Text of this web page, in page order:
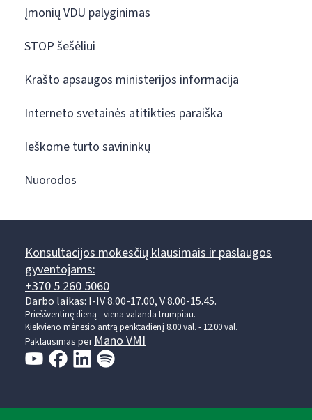
Įmonių VDU palyginimas
STOP šešėliui
Krašto apsaugos ministerijos informacija
Interneto svetainės atitikties paraiška
Ieškome turto savininkų
Nuorodos
Konsultacijos mokesčių klausimais ir paslaugos
gyventojams:
+370 5 260 5060
Darbo laikas: I-IV 8.00-17.00, V 8.00-15.45.
Prieššventinę dieną - viena valanda trumpiau.
Kiekvieno mėnesio antrą penktadienį 8.00 val. - 12.00 val.
Paklausimas perMano VMI